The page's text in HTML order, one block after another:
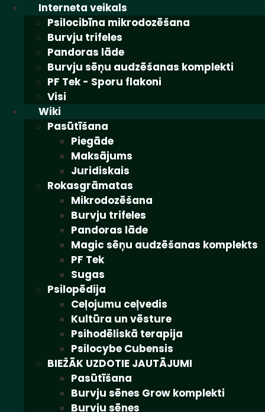
Interneta veikals
Psilocibīna mikrodozēšana
Burvju trifeles
Pandoras lāde
Burvju sēņu audzēšanas komplekti
PF Tek - Sporu flakoni
Visi
Wiki
Pasūtīšana
Piegāde
Maksājums
Juridiskais
Rokasgrāmatas
Mikrodozēšana
Burvju trifeles
Pandoras lāde
Magic sēņu audzēšanas komplekts
PF Tek
Sugas
Psilopēdija
Ceļojumu ceļvedis
Kultūra un vēsture
Psihodēliskā terapija
Psilocybe Cubensis
BIEŽĀK UZDOTIE JAUTĀJUMI
Pasūtīšana
Burvju sēnes Grow komplekti
Burvju sēnes